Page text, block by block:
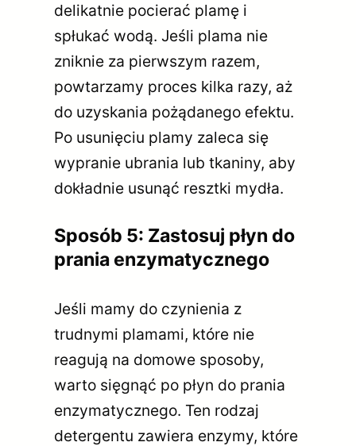
delikatnie pocierać plamę i
spłukać wodą. Jeśli plama nie
zniknie za pierwszym razem,
powtarzamy proces kilka razy, aż
do uzyskania pożądanego efektu.
Po usunięciu plamy zaleca się
wypranie ubrania lub tkaniny, aby
dokładnie usunąć resztki mydła.
Sposób 5: Zastosuj płyn do
prania enzymatycznego
Jeśli mamy do czynienia z
trudnymi plamami, które nie
reagują na domowe sposoby,
warto sięgnąć po płyn do prania
enzymatycznego. Ten rodzaj
detergentu zawiera enzymy, które